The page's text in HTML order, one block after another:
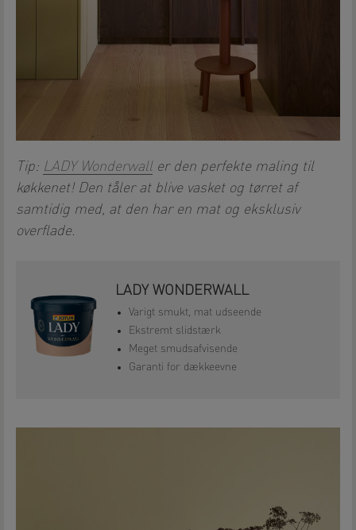
Tip: LADY Wonderwall er den perfekte maling til
køkkenet! Den tåler at blive vasket og tørret af
samtidig med, at den har en mat og eksklusiv
overflade.
LADY WONDERWALL
Varigt smukt, mat udseende
Ekstremt slidstærk
Meget smudsafvisende
Garanti for dækkeevne